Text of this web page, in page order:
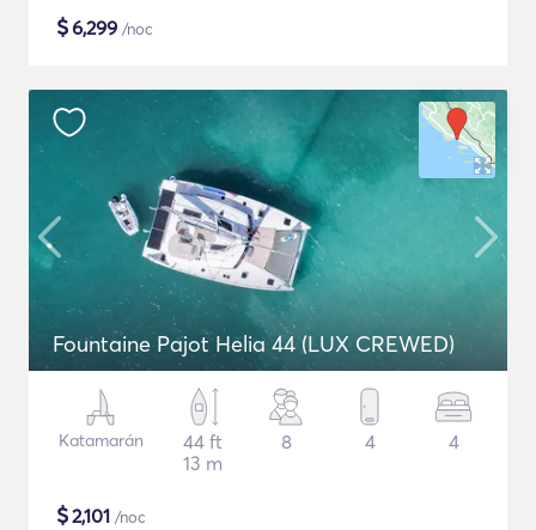
$6,299 /noc
Fountaine Pajot Helia 44 (LUX CREWED)
Katamarán
44 ft
13 m
8 4 4
$2,101 /noc